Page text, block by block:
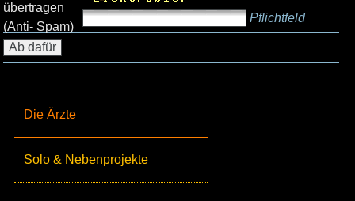
Die Ärzte
Solo & Nebenprojekte
übertragen
(Anti- Spam)
Pflichtfeld